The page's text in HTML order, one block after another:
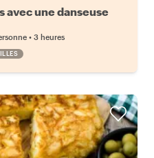
avec une danseuse
• 3 heures